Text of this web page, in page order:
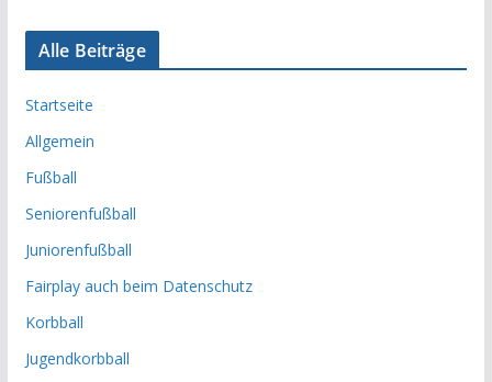
Alle Beiträge
Startseite
Allgemein
Fußball
Seniorenfußball
Juniorenfußball
Fairplay auch beim Datenschutz
Korbball
Jugendkorbball